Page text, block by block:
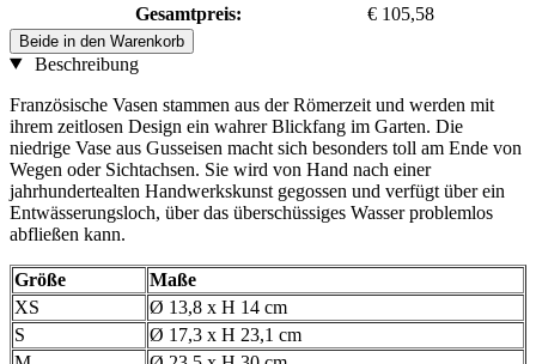
Gesamtpreis:
€ 105,58
Beide in den Warenkorb
Beschreibung
Französische Vasen stammen aus der Römerzeit und werden mit
ihrem zeitlosen Design ein wahrer Blickfang im Garten. Die
niedrige Vase aus Gusseisen macht sich besonders toll am Ende von
Wegen oder Sichtachsen. Sie wird von Hand nach einer
jahrhundertealten Handwerkskunst gegossen und verfügt über ein
Entwässerungsloch, über das überschüssiges Wasser problemlos
abfließen kann.
Größe
Maße
XS
Ø 13,8 x H 14 cm
S
Ø 17,3 x H 23,1 cm